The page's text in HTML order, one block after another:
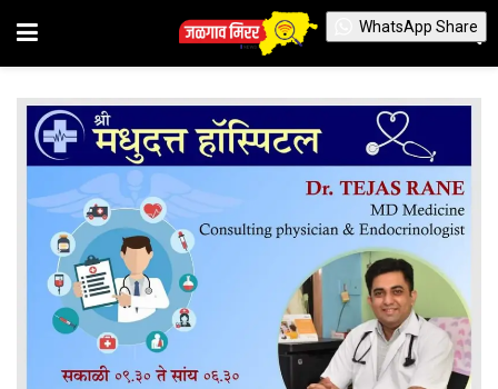
WhatsApp Share